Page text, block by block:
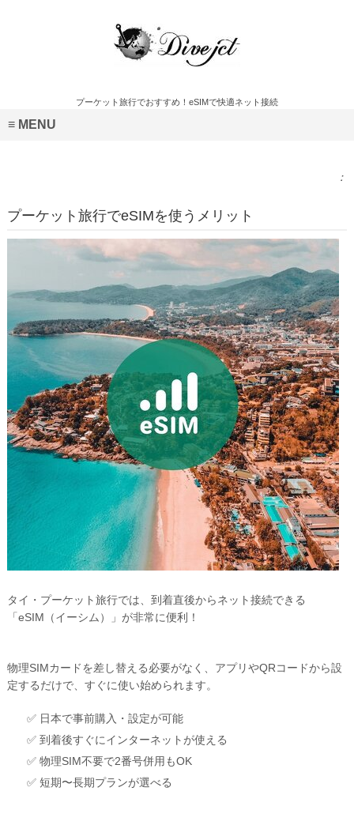
プーケット旅行でおすすめ！eSIMで快適ネット接続
MENU
：
プーケット旅行でeSIMを使うメリット
タイ・プーケット旅行では、到着直後からネット接続できる
「eSIM（イーシム）」が非常に便利！
物理SIMカードを差し替える必要がなく、アプリやQRコードから設
定するだけで、すぐに使い始められます。
✅ 日本で事前購入・設定が可能
✅ 到着後すぐにインターネットが使える
✅ 物理SIM不要で2番号併用もOK
✅ 短期〜長期プランが選べる